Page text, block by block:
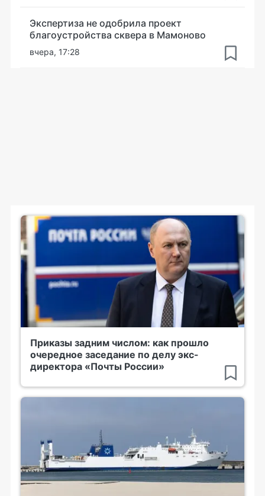
Экспертиза не одобрила проект
благоустройства сквера в Мамоново
вчера, 17:28
Приказы задним числом: как прошло
очередное заседание по делу экс-
директора «Почты России»